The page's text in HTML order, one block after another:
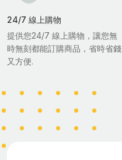
24/7 線上購物
提供您24/7 線上購物，讓您無
時無刻都能訂購商品，省時省錢
又方便.